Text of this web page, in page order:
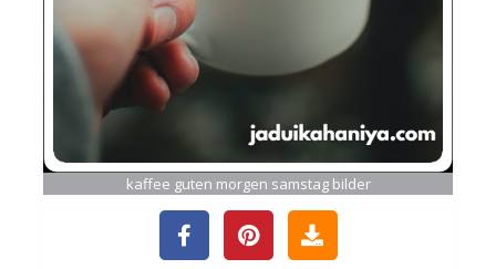
kaffee guten morgen samstag bilder